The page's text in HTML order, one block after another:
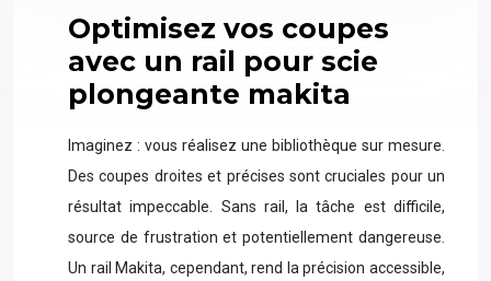
Optimisez vos coupes
avec un rail pour scie
plongeante makita
Imaginez : vous réalisez une bibliothèque sur mesure.
Des coupes droites et précises sont cruciales pour un
résultat impeccable. Sans rail, la tâche est difficile,
source de frustration et potentiellement dangereuse.
Un rail Makita, cependant, rend la précision accessible,